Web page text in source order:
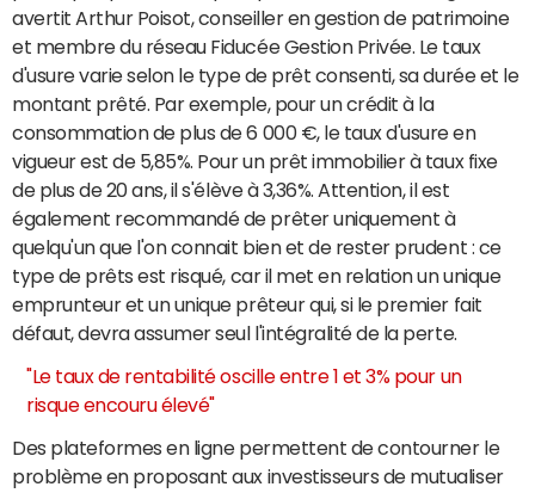
avertit Arthur Poisot, conseiller en gestion de patrimoine
et membre du réseau Fiducée Gestion Privée. Le taux
d'usure varie selon le type de prêt consenti, sa durée et le
montant prêté. Par exemple, pour un crédit à la
consommation de plus de 6 000 €, le taux d'usure en
vigueur est de 5,85%. Pour un prêt immobilier à taux fixe
de plus de 20 ans, il s'élève à 3,36%. Attention, il est
également recommandé de prêter uniquement à
quelqu'un que l'on connait bien et de rester prudent : ce
type de prêts est risqué, car il met en relation un unique
emprunteur et un unique prêteur qui, si le premier fait
défaut, devra assumer seul l'intégralité de la perte.
"Le taux de rentabilité oscille entre 1 et 3% pour un
risque encouru élevé"
Des plateformes en ligne permettent de contourner le
problème en proposant aux investisseurs de mutualiser